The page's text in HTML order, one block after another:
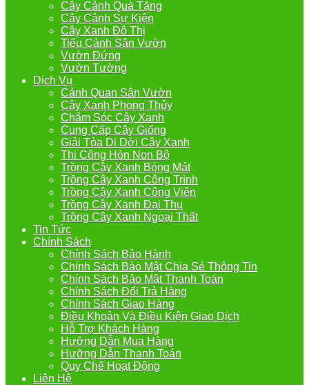
Cây Cảnh Quà Tặng
Cây Cảnh Sự Kiện
Cây Xanh Đô Thị
Tiểu Cảnh Sân Vườn
Vườn Đứng
Vườn Tường
Dịch Vụ
Cảnh Quan Sân Vườn
Cây Xanh Phong Thủy
Chắm Sóc Cây Xanh
Cung Cấp Cây Giống
Giải Tỏa Di Dời Cây Xanh
Thi Công Hòn Non Bộ
Trồng Cây Xanh Bóng Mát
Trồng Cây Xanh Công Trình
Trồng Cây Xanh Công Viên
Trồng Cây Xanh Đại Thụ
Trồng Cây Xanh Ngoại Thất
Tin Tức
Chính Sách
Chính Sách Bảo Hành
Chính Sách Bảo Mật Chia Sẻ Thông Tin
Chính Sách Bảo Mật Thanh Toán
Chính Sách Đổi Trả Hàng
Chính Sách Giao Hàng
Điều Khoản Và Điều Kiện Giao Dịch
Hỗ Trợ Khách Hàng
Hưỡng Dẫn Mua Hàng
Hưỡng Dẫn Thanh Toán
Quy Chế Hoạt Động
Liên Hệ